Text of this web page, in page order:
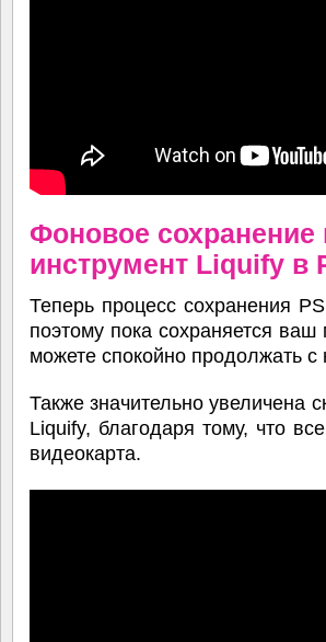
Фоновое
инструмент Liquify в
Теперь процесс сохранения
поэтому пока сохраняется
можете спокойно продолжать с
Также значительно увеличена
Liquify, благодаря тому, что
видеокарта.